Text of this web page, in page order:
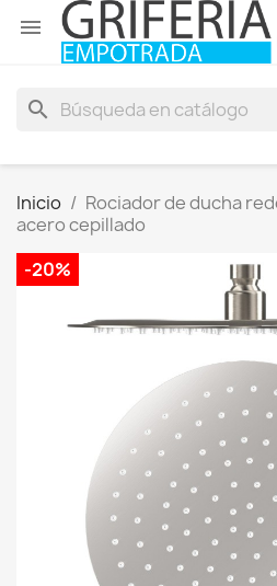

search
Inicio
Rociador de ducha
acero cepillado
-20%